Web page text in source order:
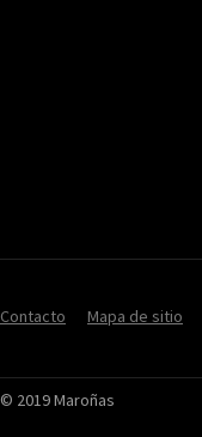
Contacto Mapa de sitio
© 2019 Maroñas